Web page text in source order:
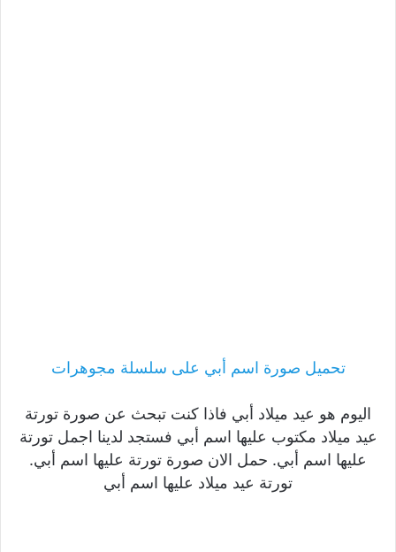
تحميل صورة اسم أبي على سلسلة مجوهرات
اليوم هو عيد ميلاد أبي فاذا كنت تبحث عن صورة تورتة
عيد ميلاد مكتوب عليها اسم أبي فستجد لدينا اجمل تورتة
عليها اسم أبي. حمل الان صورة تورتة عليها اسم أبي.
تورتة عيد ميلاد عليها اسم أبي